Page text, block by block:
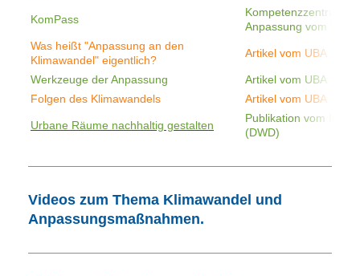
KomPass
Kompetenzzentrum
Anpassung vom
Was heißt "Anpassung an den
Klimawandel" eigentlich?
Artikel vom UBA
Werkzeuge der Anpassung
Artikel vom UBA
Folgen des Klimawandels
Artikel vom UBA
Urbane Räume nachhaltig gestalten
Publikation vom
(DWD)
Videos zum Thema Klimawandel und
Anpassungsmaßnahmen.